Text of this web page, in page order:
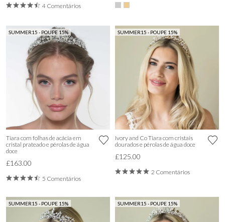
4 Comentários
SUMMER15 - POUPE 15%
Tiara com folhas de acácia em
cristal prateado e pérolas de água
doce
£163.00
5 Comentários
SUMMER15 - POUPE 15%
Ivory and Co Tiara com cristais
dourados e pérolas de água doce
£125.00
2 Comentários
SUMMER15 - POUPE 15% SUMMER15 - POUPE 15%